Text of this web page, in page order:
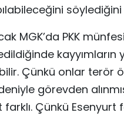
söylediğini
MGK’da PKK
kayyımların
Çünkü onlar terör
görevden
Çünkü Esenyurt